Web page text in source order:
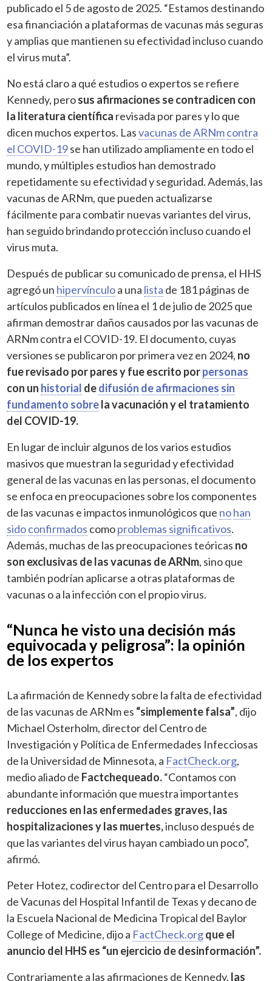
publicado el 5 de agosto de 2025. “Estamos destinando
esa financiación a plataformas de vacunas más seguras
y amplias que mantienen su efectividad incluso cuando
el virus muta”.
No está claro a qué estudios o expertos se refiere
Kennedy, perosus afirmaciones se contradicen con
la literatura científica revisada por pares y lo que
dicen muchos expertos. Lasvacunas de ARNmcontra
el COVID-19se han utilizado ampliamente en todo el
mundo, y múltiples estudios han demostrado
repetidamente su efectividad y seguridad. Además, las
vacunas de ARNm, que pueden actualizarse
fácilmente para combatir nuevas variantes del virus,
han seguido brindando protección incluso cuando el
virus muta.
Después de publicar su comunicado de prensa, el HHS
agregó un hipervínculoa una lista de 181 páginas de
artículos publicados en línea el 1 de julio de 2025 que
afirman demostrar daños causados por las vacunas de
ARNm contra el COVID-19. El documento, cuyas
versiones se publicaron por primera vez en 2024, no
fue revisado por pares y fue escrito porpersonas
con un historial dedifusión de afirmaciones sin
fundamento sobrela vacunación y el tratamiento
del COVID-19.
En lugar de incluir algunos de los varios estudios
masivos que muestran la seguridad y efectividad
general de las vacunas en las personas, el documento
se enfoca en preocupaciones sobre los componentes
de las vacunas e impactos inmunológicos que nohan
sidoconfirmados comoproblemas significativos.
Además, muchas de las preocupaciones teóricas no
son exclusivas de las vacunas de ARNm, sino que
también podrían aplicarse a otras plataformas de
vacunas o a la infección con el propio virus.
“Nunca he visto una decisión más
equivocada y peligrosa”: la opinión
de los expertos
La afirmación de Kennedy sobre la falta de efectividad
de las vacunas de ARNm es “simplemente falsa”, dijo
Michael Osterholm, director del Centro de
Investigación y Política de Enfermedades Infecciosas
de la Universidad de Minnesota, a FactCheck.org,
medio aliado de Factchequeado.“Contamos con
abundante información que muestra importantes
reducciones en las enfermedades graves, las
hospitalizaciones y las muertes,incluso después de
que las variantes del virus hayan cambiado un poco”,
afirmó.
Peter Hotez, codirector del Centro para el Desarrollo
de Vacunas del Hospital Infantil de Texas y decano de
la Escuela Nacional de Medicina Tropical del Baylor
College of Medicine, dijo a FactCheck.orgque el
anuncio del HHS es “un ejercicio de desinformación”.
Contrariamente a las afirmaciones de Kennedy, las